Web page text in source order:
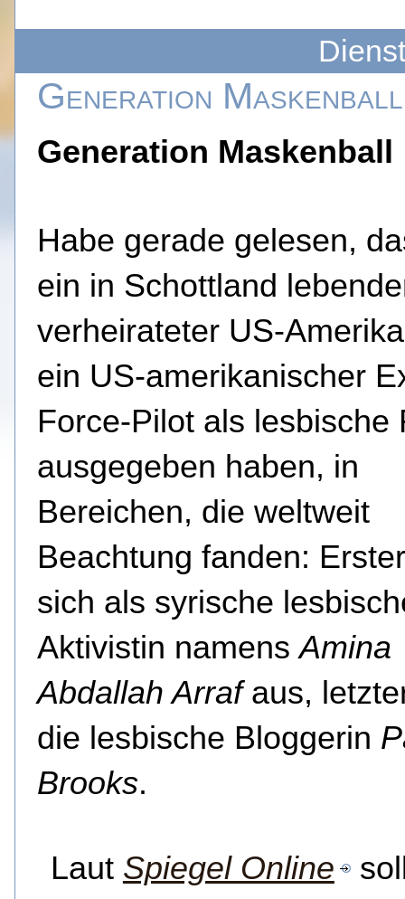
Generation Maskenball
Generation Maskenball
Habe gerade gelesen,
ein in Schottland
verheirateter US-
ein US-amerikanischer
Force-Pilot als lesbische
ausgegeben haben, in
Bereichen, die weltweit
Beachtung fanden:
sich als syrische
Aktivistin namensAmina
Abdallah Arrafaus,
die lesbische Bloggerin
Brooks.
Laut Spiegel Online